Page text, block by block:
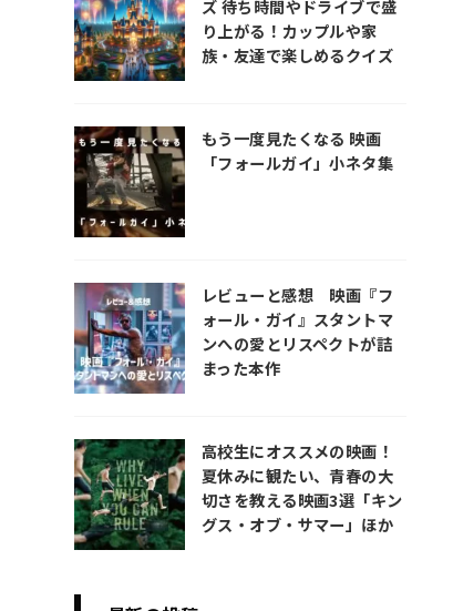
ズ 待ち時間やドライブで盛
り上がる！カップルや家
族・友達で楽しめるクイズ
もう一度見たくなる 映画
「フォールガイ」小ネタ集
レビューと感想 映画『フ
ォール・ガイ』スタントマ
ンへの愛とリスペクトが詰
まった本作
高校生にオススメの映画！
夏休みに観たい、青春の大
切さを教える映画3選「キン
グス・オブ・サマー」ほか